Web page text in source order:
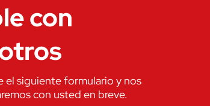
con
el siguiente formulario y nos
con usted en breve.